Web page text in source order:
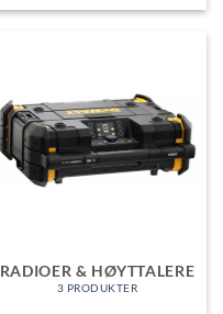
RADIOER & HØYTTALERE
3 PRODUKTER